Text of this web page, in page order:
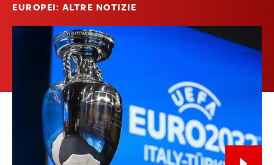
EUROPEI: ALTRE NOTIZIE